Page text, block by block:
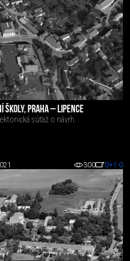
ŠKOLY, PRAHA – LIPENCE
súťaž o návrh.
300 0+1 -0